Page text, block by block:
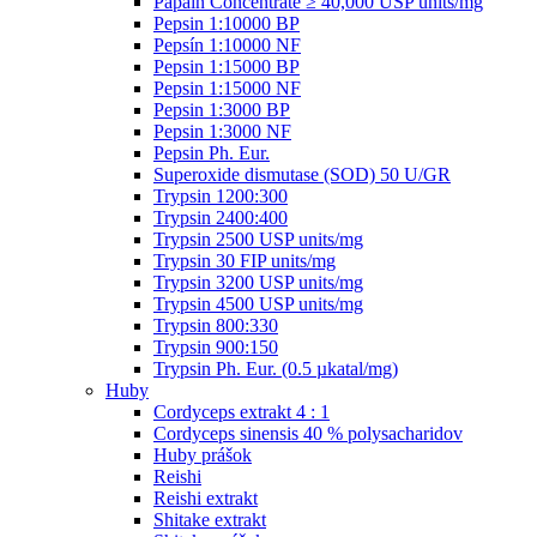
Pepsin 1:10000 BP
Pepsín 1:10000 NF
Pepsin 1:15000 BP
Pepsin 1:15000 NF
Pepsin 1:3000 BP
Pepsin 1:3000 NF
Pepsin Ph. Eur.
Superoxide dismutase (SOD) 50 U/GR
Trypsin 1200:300
Trypsin 2400:400
Trypsin 2500 USP units/mg
Trypsin 30 FIP units/mg
Trypsin 3200 USP units/mg
Trypsin 4500 USP units/mg
Trypsin 800:330
Trypsin 900:150
Trypsin Ph. Eur. (0.5 µkatal/mg)
Huby
Cordyceps extrakt 4 : 1
Cordyceps sinensis 40 % polysacharidov
Huby prášok
Reishi
Reishi extrakt
Shitake extrakt